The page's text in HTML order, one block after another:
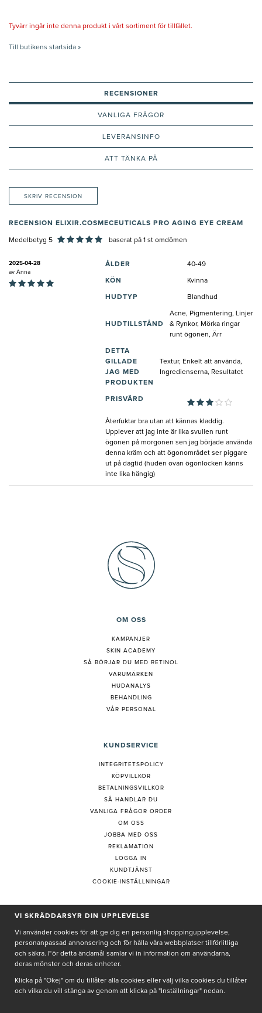
Tyvärr ingår inte denna produkt i vårt sortiment för tillfället.
Till butikens startsida »
RECENSIONER
VANLIGA FRÅGOR
LEVERANSINFO
ATT TÄNKA PÅ
SKRIV RECENSION
RECENSION ELIXIR.COSMECEUTICALS PRO AGING EYE CREAM
Medelbetyg 5 baserat på 1 st omdömen
2025-04-28
av Anna
ÅLDER 40-49
KÖN Kvinna
HUDTYP Blandhud
HUDTILLSTÅND
Acne, Pigmentering, Linjer
& Rynkor, Mörka ringar
runt ögonen, Ärr
DETTA
GILLADE
JAG MED
PRODUKTEN
Textur, Enkelt att använda,
Ingredienserna, Resultatet
PRISVÄRD
Återfuktar bra utan att kännas kladdig.
Upplever att jag inte är lika svullen runt
ögonen på morgonen sen jag började använda
denna kräm och att ögonområdet ser piggare
ut på dagtid (huden ovan ögonlocken känns
inte lika hängig)
OM OSS
KAMPANJER
SKIN ACADEMY
SÅ BÖRJAR DU MED RETINOL
VARUMÄRKEN
HUDANALYS
BEHANDLING
VÅR PERSONAL
KUNDSERVICE
INTEGRITETSPOLICY
KÖPVILLKOR
BETALNINGSVILLKOR
SÅ HANDLAR DU
VANLIGA FRÅGOR ORDER
OM OSS
JOBBA MED OSS
REKLAMATION
LOGGA IN
KUNDTJÄNST
COOKIE-INSTÄLLNINGAR
PRENUMERERA PÅ NYHETSBREV
Genom att ge min e-post, accepterar jag Seth och Sallyintegritetspolicy
De uppgifter du matar in kommer endast användas till våra nyhetsbrev.
VI SKRÄDDARSYR DIN UPPLEVELSE
Vi använder cookies för att ge dig en personlig shoppingupplevelse,
personanpassad annonsering och för hålla våra webbplatser tillförlitliga
och säkra. För detta ändamål samlar vi in information om användarna,
deras mönster och deras enheter.
Klicka på "Okej" om du tillåter alla cookies eller välj vilka cookies du tillåter
och vilka du vill stänga av genom att klicka på "Inställningar" nedan.